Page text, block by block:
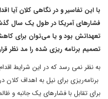
با این تفاسیر و در نگاهی کلان آیا
فشارهای آمریکا در طول یک سال
تعهداتش بود و یا می‌توان برای
تصمیم برنامه ریزی شده را مد نظر
به نظر نمی رسد که در این شرایط
برنامه‌ریزی برای نیل به اهداف کلان
برای تقابل با فشارهای یک جانبه و